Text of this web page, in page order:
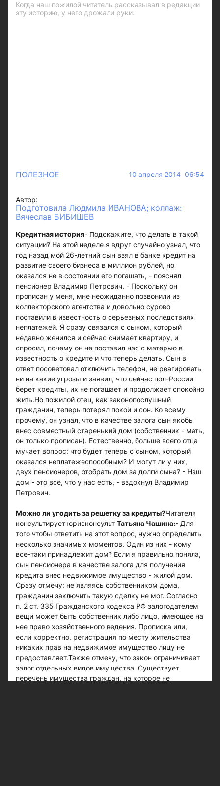
Когда наш пожилой читатель рассказывал в редакции
эту историю, у него дрожали руки.
ПОЛЕЗНОЕ 10 апреля 2014 06:54
Автор:
Подготовила Людмила ИВАНОВА; коллаж:
Вячеслав БИБИШЕВ
Кредитная история- Подскажите, что делать в такой
ситуации? На этой неделе я вдруг случайно узнал, что
год назад мой 26-летний сын взял в банке кредит на
развитие своего бизнеса в миллион рублей, но
оказался не в состоянии его погашать, - пояснял
пенсионер Владимир Петрович. - Поскольку он
прописан у меня, мне неожиданно позвонили из
коллекторского агентства и довольно сурово
поставили в известность о серьезных последствиях
неплатежей. Я сразу связался с сыном, который
недавно женился и сейчас снимает квартиру, и
спросил, почему он не поставил нас с матерью в
известность о кредите и что теперь делать. Сын в
ответ посоветовал отключить телефон, не реагировать
ни на какие угрозы и заявил, что сейчас пол-России
берет кредиты, их не погашает и продолжает спокойно
жить.Но пожилой отец, как законопослушный
гражданин, теперь потерял покой и сон. Ко всему
прочему, он узнал, что в качестве залога сын якобы
внес совместный старенький дом (собственник - мать,
он только прописан). Естественно, больше всего отца
мучает вопрос: что будет теперь с сыном, который
оказался неплатежеспособным? И могут ли у них,
двух пенсионеров, отобрать дом за долги сына? - Наш
дом - это все, что у нас есть, - вздохнул Владимир
Петрович.
Можно ли угодить за решетку за кредиты?Читателя
консультирует юрисконсульт Татьяна Чашина:- Для
того чтобы ответить на этот вопрос, нужно определить
несколько значимых моментов. Один из них - кому
все-таки принадлежит дом? Если я правильно поняла,
сын пенсионера в качестве залога для получения
кредита внес недвижимое имущество - жилой дом.
Сразу отмечу: не являясь собственником дома,
гражданин заключить такую сделку не мог. Согласно
п. 2 ст. 335 Гражданского кодекса РФ залогодателем
вещи может быть собственник либо лицо, имеющее на
нее право хозяйственного ведения. Прописка или,
если корректно, регистрация по месту жительства
никаких прав на недвижимое имущество лицу не
предоставляет.Также отмечу, что закон ограничивает
залог отдельных видов имущества. Существует
перечень имущества граждан, на которое не